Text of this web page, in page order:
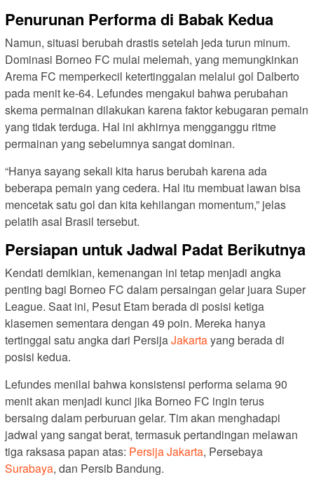
Penurunan Performa di Babak Kedua
Namun, situasi berubah drastis setelah jeda turun minum.
Dominasi Borneo FC mulai melemah, yang memungkinkan
Arema FC memperkecil ketertinggalan melalui gol Dalberto
pada menit ke-64. Lefundes mengakui bahwa perubahan
skema permainan dilakukan karena faktor kebugaran pemain
yang tidak terduga. Hal ini akhirnya mengganggu ritme
permainan yang sebelumnya sangat dominan.
“Hanya sayang sekali kita harus berubah karena ada
beberapa pemain yang cedera. Hal itu membuat lawan bisa
mencetak satu gol dan kita kehilangan momentum,” jelas
pelatih asal Brasil tersebut.
Persiapan untuk Jadwal Padat Berikutnya
Kendati demikian, kemenangan ini tetap menjadi angka
penting bagi Borneo FC dalam persaingan gelar juara Super
League. Saat ini, Pesut Etam berada di posisi ketiga
klasemen sementara dengan 49 poin. Mereka hanya
tertinggal satu angka dari PersijaJakartayang berada di
posisi kedua.
Lefundes menilai bahwa konsistensi performa selama 90
menit akan menjadi kunci jika Borneo FC ingin terus
bersaing dalam perburuan gelar. Tim akan menghadapi
jadwal yang sangat berat, termasuk pertandingan melawan
tiga raksasa papan atas: Persija Jakarta
Surabaya, dan Persib Bandung.